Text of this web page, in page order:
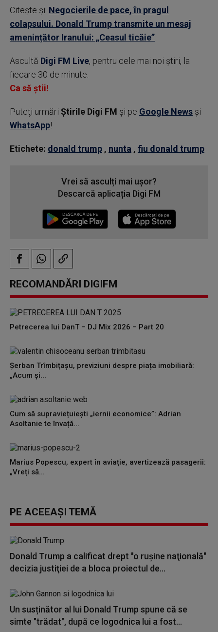
Citește și: Negocierile de pace, în pragul
colapsului. Donald Trump transmite un mesaj
amenințător Iranului: „Ceasul ticăie”
Ascultă Digi FM Live, pentru cele mai noi știri, la
fiecare 30 de minute.
Ca să știi!
Puteţi urmări Știrile Digi FM şi pe Google News şi
WhatsApp!
Etichete: donald trump , nunta , fiu donald trump
Vrei să asculți mai ușor?
Descarcă aplicația Digi FM
RECOMANDĂRI DIGIFM
Petrecerea lui DanT – DJ Mix 2026 – Part 20
Șerban Trîmbițașu, previziuni despre piața imobiliară:
„Acum și...
Cum să supraviețuiești „iernii economice”: Adrian
Asoltanie te învață...
Marius Popescu, expert în aviație, avertizează pasagerii:
„Vreți să...
PE ACEEAȘI TEMĂ
Donald Trump a calificat drept "o ruşine naţională"
decizia justiţiei de a bloca proiectul de...
Un susținător al lui Donald Trump spune că se
simte "trădat", după ce logodnica lui a fost...